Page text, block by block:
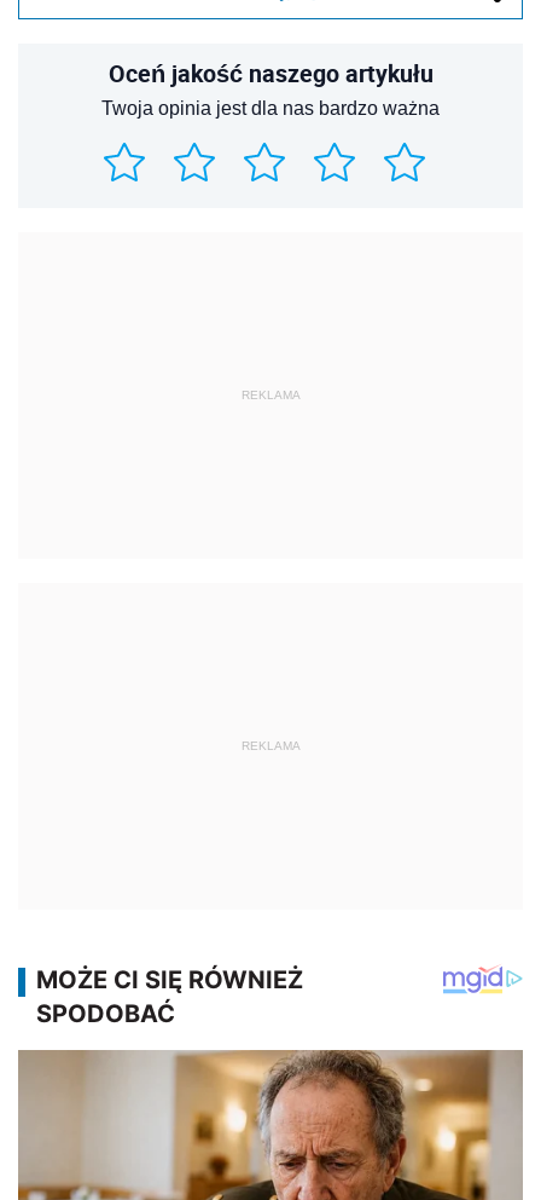
Oceń jakość naszego artykułu
Twoja opinia jest dla nas bardzo ważna
REKLAMA
REKLAMA